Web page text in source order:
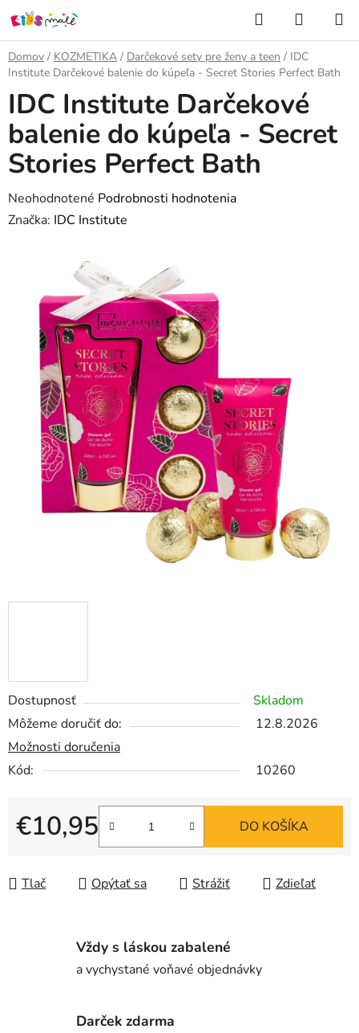
Prejsť
na
obsah
Hľadať
KOŠÍK
Domov / KOZMETIKA / Darčekové sety pre ženy a teen / IDC
Institute Darčekové balenie do kúpeľa - Secret Stories Perfect Bath
Dostupnosť
Skladom
Môžeme doručiť do:
12.8.2026
Možnosti doručenia
Kód:
10260
€10,95
Jednotková cena:
DO KOŠÍKA
Tlač Opýtať sa Strážiť Zdieľať
IDC Institute Darčekové
balenie do kúpeľa - Secret
Stories Perfect Bath
Priemerné
hodnotenie
hviezdičiek.
Neohodnotené Podrobnosti hodnotenia
Značka: IDC Institute
Vždy s láskou zabalené
a vychystané voňavé objednávky
Darček zdarma